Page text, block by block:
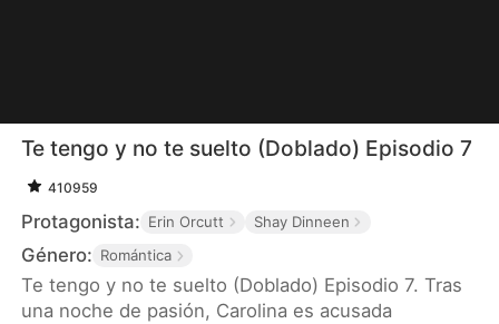
Te tengo y no te suelto (Doblado) Episodio 7
410959
Protagonista: Erin Orcutt Shay Dinneen
Género: Romántica
Te tengo y no te suelto (Doblado) Episodio 7. Tras
una noche de pasión, Carolina es acusada